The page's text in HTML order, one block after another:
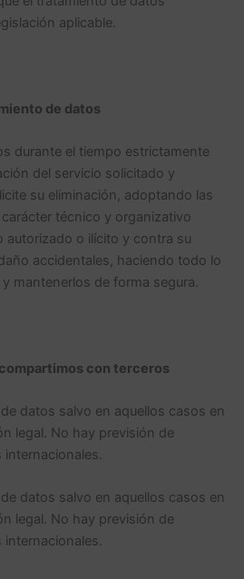
aplicable.
de datos
durante el tiempo estrictamente
del servicio solicitado y
su eliminación, adoptando las
técnico y organizativo
autorizado o ilícito y contra su
accidentales, haciendo todo lo
mantenerlos de forma segura.
con terceros
datos salvo en aquellos casos en
legal. No hay previsión de
datos salvo en aquellos casos en
legal. No hay previsión de